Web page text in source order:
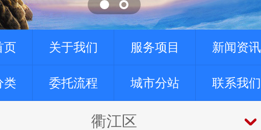
页 关于我们 服务项目 新闻资讯
类 委托流程 城市分站 联系我们
衢江区